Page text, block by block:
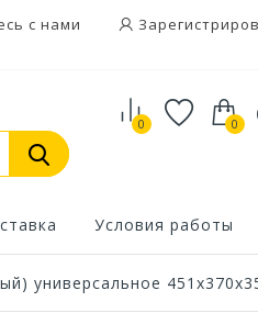
с нами
0
0
Условия работы
универсальное